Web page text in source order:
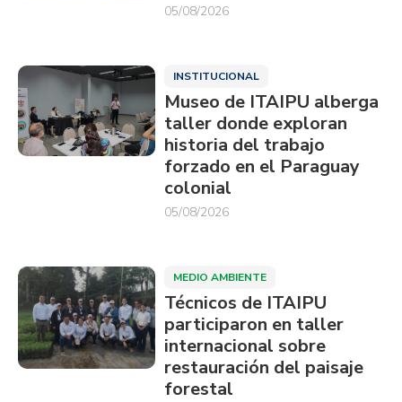
05/08/2026
INSTITUCIONAL
Museo de ITAIPU alberga
taller donde exploran
historia del trabajo
forzado en el Paraguay
colonial
05/08/2026
MEDIO AMBIENTE
Técnicos de ITAIPU
participaron en taller
internacional sobre
restauración del paisaje
forestal